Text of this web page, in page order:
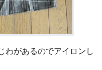
わがあるのでアイロンし